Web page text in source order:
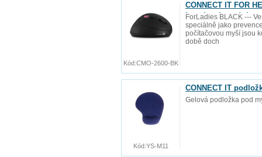
CONNECT IT FOR
baterie zdarma),
ForLadies BLACK ---
speciálně jako
počítačovou myší jsou
době doch
Kód:CMO-2600-BK
CONNECT IT
Gelová podložka pod
Kód:YS-M11